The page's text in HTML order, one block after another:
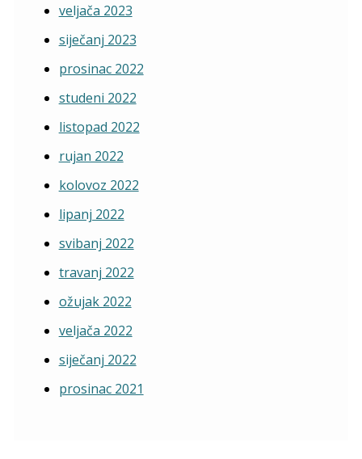
veljača 2023
siječanj 2023
prosinac 2022
studeni 2022
listopad 2022
rujan 2022
kolovoz 2022
lipanj 2022
svibanj 2022
travanj 2022
ožujak 2022
veljača 2022
siječanj 2022
prosinac 2021